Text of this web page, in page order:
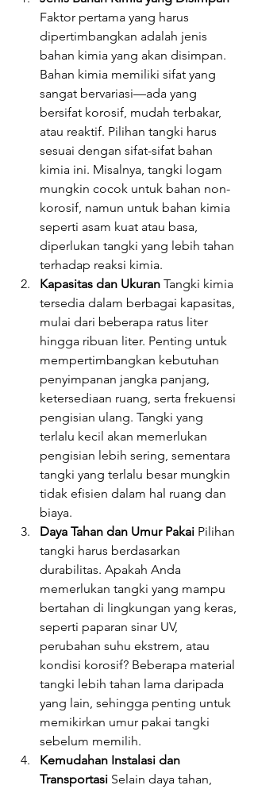
Faktor pertama yang harus
dipertimbangkan adalah jenis
bahan kimia yang akan disimpan.
Bahan kimia memiliki sifat yang
sangat bervariasi—ada yang
bersifat korosif, mudah terbakar,
atau reaktif. Pilihan tangki harus
sesuai dengan sifat-sifat bahan
kimia ini. Misalnya, tangki logam
mungkin cocok untuk bahan non-
korosif, namun untuk bahan kimia
seperti asam kuat atau basa,
diperlukan tangki yang lebih tahan
terhadap reaksi kimia.
Kapasitas dan Ukuran Tangki kimia
tersedia dalam berbagai kapasitas,
mulai dari beberapa ratus liter
hingga ribuan liter. Penting untuk
mempertimbangkan kebutuhan
penyimpanan jangka panjang,
ketersediaan ruang, serta frekuensi
pengisian ulang. Tangki yang
terlalu kecil akan memerlukan
pengisian lebih sering, sementara
tangki yang terlalu besar mungkin
tidak efisien dalam hal ruang dan
biaya.
Daya Tahan dan Umur Pakai Pilihan
tangki harus berdasarkan
durabilitas. Apakah Anda
memerlukan tangki yang mampu
bertahan di lingkungan yang keras,
seperti paparan sinar UV,
perubahan suhu ekstrem, atau
kondisi korosif? Beberapa material
tangki lebih tahan lama daripada
yang lain, sehingga penting untuk
memikirkan umur pakai tangki
sebelum memilih.
Kemudahan Instalasi dan
Transportasi Selain daya tahan,